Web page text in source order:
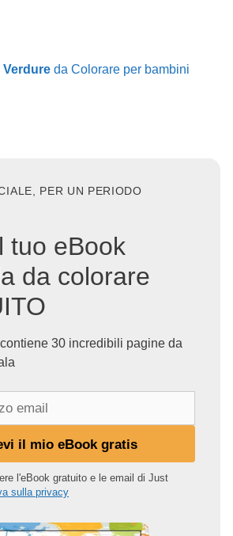
Verdure da Colorare per bambini
PER UN PERIODO
tuo eBook
da colorare
30 incredibili pagine da
il mio eBook gratis
l'eBook gratuito e le email di Just
sulla privacy